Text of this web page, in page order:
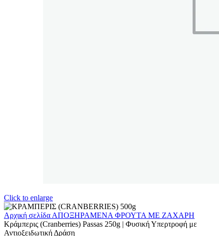
Click to enlarge
Αρχική σελίδαΑΠΟΞΗΡΑΜΕΝΑ ΦΡΟΥΤΑ ΜΕ ΖΑΧΑΡΗ
Κράμπερις (Cranberries) Passas 250g | Φυσική Υπερτροφή με
Αντιοξειδωτική Δράση